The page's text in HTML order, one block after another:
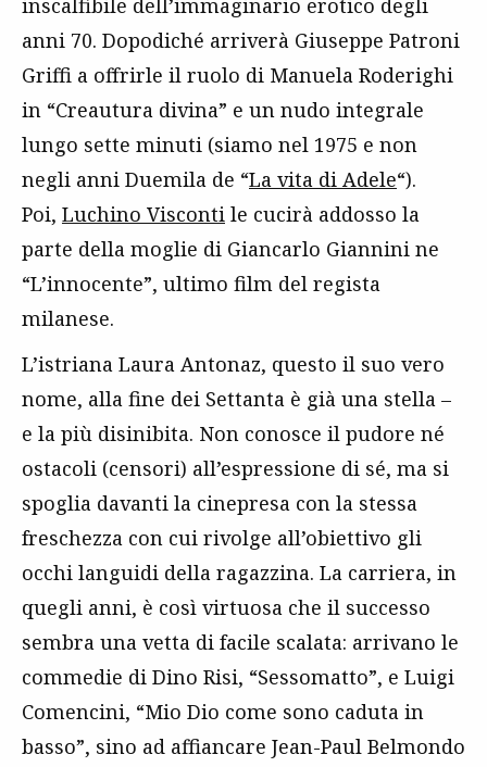
inscalfibile dell’immaginario erotico degli
anni 70. Dopodiché arriverà Giuseppe Patroni
Griffi a offrirle il ruolo di Manuela Roderighi
in “Creautura divina” e un nudo integrale
lungo sette minuti (siamo nel 1975 e non
negli anni Duemila de “La vita di Adele“).
Poi, Luchino Visconti le cucirà addosso la
parte della moglie di Giancarlo Giannini ne
“L’innocente”, ultimo film del regista
milanese.
L’istriana Laura Antonaz, questo il suo vero
nome, alla fine dei Settanta è già una stella –
e la più disinibita. Non conosce il pudore né
ostacoli (censori) all’espressione di sé, ma si
spoglia davanti la cinepresa con la stessa
freschezza con cui rivolge all’obiettivo gli
occhi languidi della ragazzina. La carriera, in
quegli anni, è così virtuosa che il successo
sembra una vetta di facile scalata: arrivano le
commedie di Dino Risi, “Sessomatto”, e Luigi
Comencini, “Mio Dio come sono caduta in
basso”, sino ad affiancare Jean-Paul Belmondo